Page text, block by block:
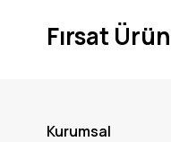
Fırsat
Kurumsal